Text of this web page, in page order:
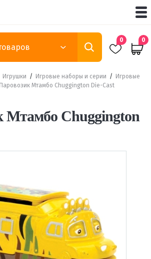
0 0
Игрушки / Игровые наборы и серии /
Игровые
Паровозик Мтамбо Chuggington Die-Cast
Мтамбо Chuggington